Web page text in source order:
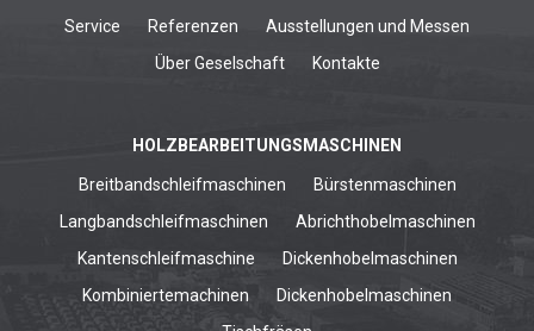
Service Referenzen
Ausstellungen und Messen
Über Geselschaft
Kontakte
HOLZBEARBEITUNGSMASCHINEN
Breitbandschleifmaschinen
Bürstenmaschinen
Langbandschleifmaschinen
Abrichthobelmaschinen
Kantenschleifmaschine
Dickenhobelmaschinen
Kombiniertemachinen
Dickenhobelmaschinen